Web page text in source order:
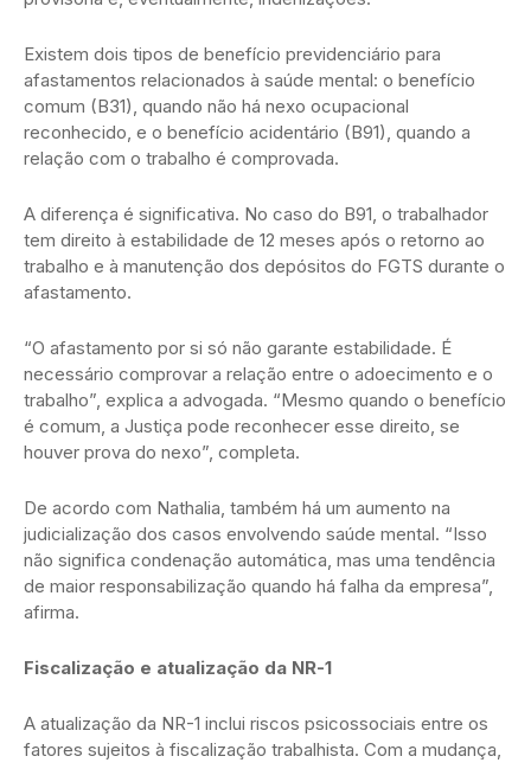
Existem dois tipos de benefício previdenciário para
afastamentos relacionados à saúde mental: o benefício
comum (B31), quando não há nexo ocupacional
reconhecido, e o benefício acidentário (B91), quando a
relação com o trabalho é comprovada.
A diferença é significativa. No caso do B91, o trabalhador
tem direito à estabilidade de 12 meses após o retorno ao
trabalho e à manutenção dos depósitos do FGTS durante o
afastamento.
“O afastamento por si só não garante estabilidade. É
necessário comprovar a relação entre o adoecimento e o
trabalho”, explica a advogada. “Mesmo quando o benefício
é comum, a Justiça pode reconhecer esse direito, se
houver prova do nexo”, completa.
De acordo com Nathalia, também há um aumento na
judicialização dos casos envolvendo saúde mental. “Isso
não significa condenação automática, mas uma tendência
de maior responsabilização quando há falha da empresa”,
afirma.
Fiscalização e atualização da NR-1
A atualização da NR-1 inclui riscos psicossociais entre os
fatores sujeitos à fiscalização trabalhista. Com a mudança,